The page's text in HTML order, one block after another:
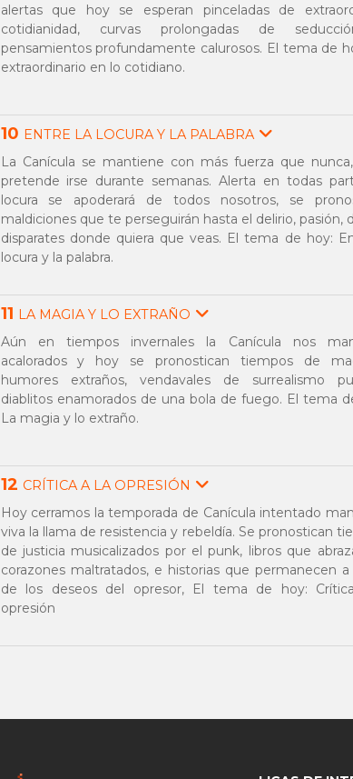
alertas que hoy se esperan pinceladas de
cotidianidad, curvas prolongadas de
pensamientos profundamente calurosos. El tema de
extraordinario en lo cotidiano.
10 ENTRE LA LOCURA Y LA PALABRA
La Canícula se mantiene con más fuerza que
pretende irse durante semanas. Alerta en todas
locura se apoderará de todos nosotros, se
maldiciones que te perseguirán hasta el delirio, pasión,
disparates donde quiera que veas. El tema de hoy:
locura y la palabra.
11 LA MAGIA Y LO EXTRAÑO
Aún en tiempos invernales la Canícula nos
acalorados y hoy se pronostican tiempos de
humores extraños, vendavales de surrealismo
diablitos enamorados de una bola de fuego. El tema
La magia y lo extraño.
12 CRÍTICA A LA OPRESIÓN
Hoy cerramos la temporada de Canícula intentado
viva la llama de resistencia y rebeldía. Se pronostican
de justicia musicalizados por el punk, libros que
corazones maltratados, e historias que permanecen a
de los deseos del opresor, El tema de hoy:
opresión